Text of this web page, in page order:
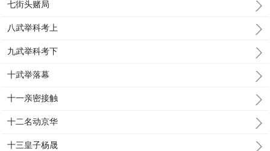
七街头赌局
八武举科考上
九武举科考下
十武举落幕
十一亲密接触
十二名动京华
十三皇子杨晟